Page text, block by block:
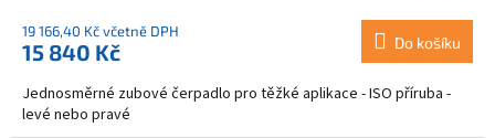
19 166,40 Kč včetně DPH
15 840 Kč Do košíku
Jednosměrné zubové čerpadlo pro těžké aplikace - ISO příruba -
levé nebo pravé